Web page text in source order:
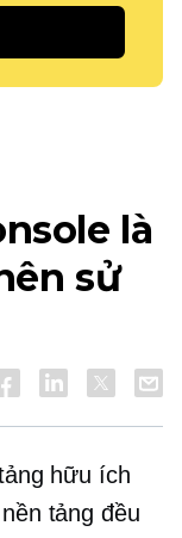
là
sử
hữu ích
tảng đều